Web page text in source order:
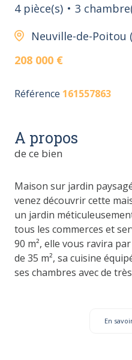
4 pièce(s)
3
Neuville-de-Poitou
208 000 €
Référence 161557863
A propos
de ce bien
Maison sur jardin
venez découvrir cette
un jardin
tous les commerces et
90 m², elle vous ravira
de 35 m², sa cuisine
ses chambres avec de
complète ce bien. Côté
chaudière gaz, double
En